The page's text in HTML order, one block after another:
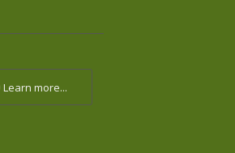
Learn more...